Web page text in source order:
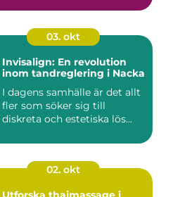
03. okt
Invisalign: En revolution
inom tandreglering i Nacka
I dagens samhälle är det allt
fler som söker sig till
diskreta och estetiska lös...
02. okt